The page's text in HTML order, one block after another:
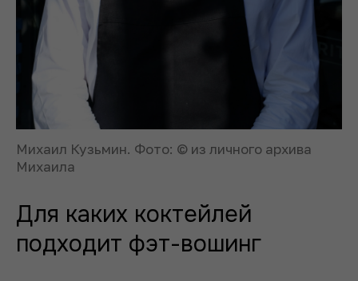
Михаил Кузьмин. Фото: © из личного архива
Михаила
Для каких коктейлей
подходит фэт-вошинг